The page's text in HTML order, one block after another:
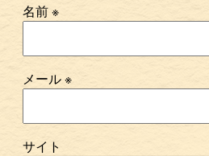
名前※
メール※
サイト